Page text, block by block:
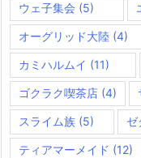
ウェ子集会 (5)
オーグリッド大陸 (4)
カミハルムイ (11)
ゴクラク喫茶店 (4)
スライム族 (5) ゼ
ティアマーメイド (12)